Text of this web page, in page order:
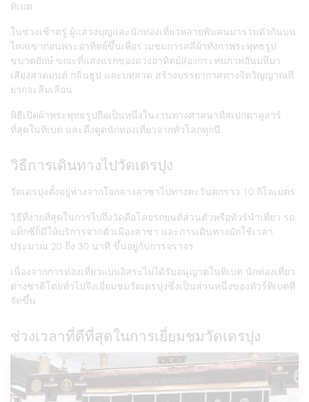
ทิเบต
ในช่วงเช้าตรู่ ผู้แสวงบุญและนักท่องเที่ยวหลายพันคนมารวมตัวกันบน
ไหล่เขาก่อนพระอาทิตย์ขึ้นเพื่อร่วมชมการคลี่ผ้าทังกาพระพุทธรูป
ขนาดยักษ์ ขณะที่แสงแรกของดวงอาทิตย์ส่องกระทบภาพอันมหึมา
เสียงสวดมนต์ กลิ่นธูป และบทสวด สร้างบรรยากาศทางจิตวิญญาณที่
ยากจะลืมเลือน
พิธีเปิดผ้าพระพุทธรูปถือเป็นหนึ่งในงานทางศาสนาที่สเปกตาคูลาร์
ที่สุดในทิเบต และดึงดูดนักท่องเที่ยวจากทั่วโลกทุกปี
วิธีการเดินทางไปวัดเดรปุง
วัดเดรปุงตั้งอยู่ห่างจากใจกลางลาซาไปทางตะวันตกราว 10 กิโลเมตร
วิธีที่ง่ายที่สุดในการไปถึงวัดคือโดยรถยนต์ส่วนตัวหรือทัวร์นำเที่ยว รถ
แท็กซี่ก็มีให้บริการจากตัวเมืองลาซา และการเดินทางมักใช้เวลา
ประมาณ 20 ถึง 30 นาที ขึ้นอยู่กับการจราจร
เนื่องจากการท่องเที่ยวแบบอิสระไม่ได้รับอนุญาตในทิเบต นักท่องเที่ยว
ต่างชาติโดยทั่วไปจึงเยี่ยมชมวัดเดรปุงซึ่งเป็นส่วนหนึ่งของทัวร์ทิเบตที่
จัดขึ้น
ช่วงเวลาที่ดีที่สุดในการเยี่ยมชมวัดเดรปุง